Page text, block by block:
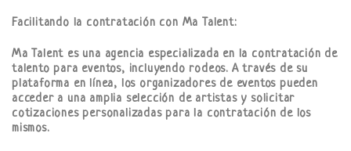
Facilitando la contratación con Ma Talent:
Ma Talent es una agencia especializada en la contratación de
talento para eventos, incluyendo rodeos. A través de su
plataforma en línea, los organizadores de eventos pueden
acceder a una amplia selección de artistas y solicitar
cotizaciones personalizadas para la contratación de los
mismos.